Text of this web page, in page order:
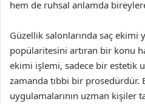
hem de ruhsal anlamda
Güzellik salonlarında saç ekimi
popülaritesini artıran bir konu
ekimi işlemi, sadece bir estetik
zamanda tıbbi bir prosedürdür.
uygulamalarının uzman kişiler